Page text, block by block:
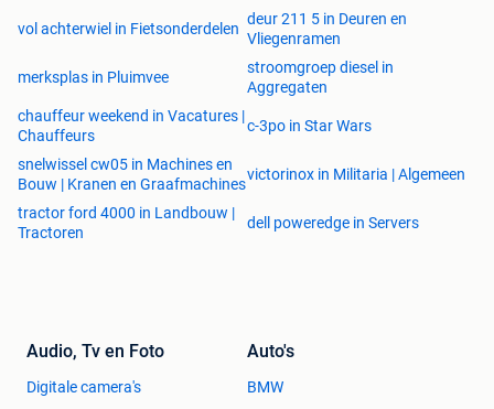
vol achterwiel in Fietsonderdelen
deur 211 5 in Deuren en
Vliegenramen
merksplas in Pluimvee
stroomgroep diesel in
Aggregaten
chauffeur weekend in Vacatures |
Chauffeurs
c-3po in Star Wars
snelwissel cw05 in Machines en
Bouw | Kranen en Graafmachines
victorinox in Militaria | Algemeen
tractor ford 4000 in Landbouw |
Tractoren
dell poweredge in Servers
Audio, Tv en Foto
Digitale camera's
Auto's
BMW